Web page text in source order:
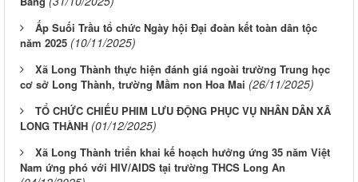
TỔ CHỨC CHIẾU PHIM LƯU ĐỘNG PHỤC VỤ NHÂN DÂN XÃ
LONG THÀNH (01/12/2025)
Xã Long Thành triển khai kế hoạch hưởng ứng 35 năm Việt
Nam ứng phó với HIV/AIDS tại trường THCS Long An
(04/12/2025)
Thực hiện công tác kiểm tra, xét công nhận đạt chuẩn quốc
gia trường Mầm non Hoa Mai
Trường Tiểu học Long Thành A xuất sắc giành chức vô địch
Giải bóng đá U11 xã Long Thành năm 2025 (15/12/2025)